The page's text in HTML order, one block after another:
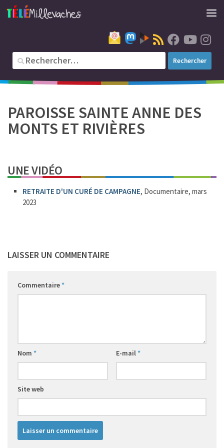
PAROISSE SAINTE ANNE DES
MONTS ET RIVIÈRES
UNE VIDÉO
RETRAITE D'UN CURÉ DE CAMPAGNE, Documentaire, mars
2023
LAISSER UN COMMENTAIRE
Commentaire*
Nom * E-mail*
Site web